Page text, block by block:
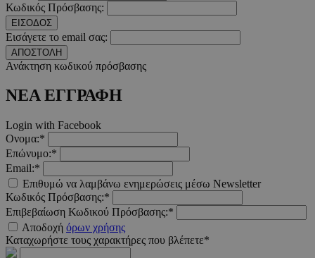
Κωδικός Πρόσβασης:
ΕΙΣΟΔΟΣ
Εισάγετε το email σας:
ΑΠΟΣΤΟΛΗ
Ανάκτηση κωδικού πρόσβασης
ΝΕΑ ΕΓΓΡΑΦΗ
Login with Facebook
Ονομα:*
Επώνυμο:*
Email:*
Επιθυμώ να λαμβάνω ενημερώσεις μέσω Newsletter
Κωδικός Πρόσβασης:*
Επιβεβαίωση Κωδικού Πρόσβασης:*
Αποδοχή όρων χρήσης
Καταχωρήστε τους χαρακτήρες που βλέπετε*